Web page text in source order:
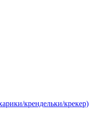
крендельки/крекер)